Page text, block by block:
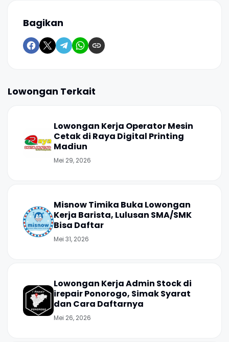
Bagikan
Lowongan Terkait
Lowongan Kerja Operator Mesin
Cetak di Raya Digital Printing
Madiun
Mei 29, 2026
Misnow Timika Buka Lowongan
Kerja Barista, Lulusan SMA/SMK
Bisa Daftar
Mei 31, 2026
Lowongan Kerja Admin Stock di
irepair Ponorogo, Simak Syarat
dan Cara Daftarnya
Mei 26, 2026